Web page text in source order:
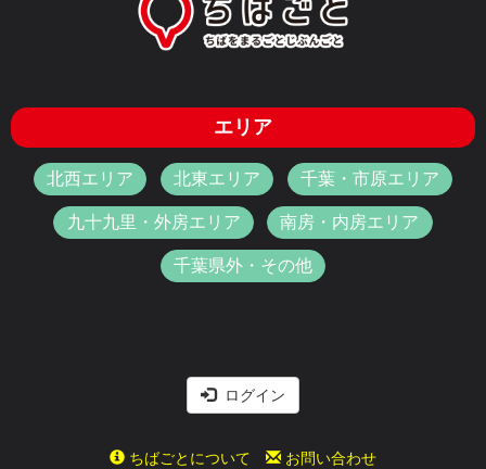
エリア
北西エリア 北東エリア 千葉・市原エリア
九十九里・外房エリア 南房・内房エリア
千葉県外・その他
ログイン
ちばごとについて お問い合わせ